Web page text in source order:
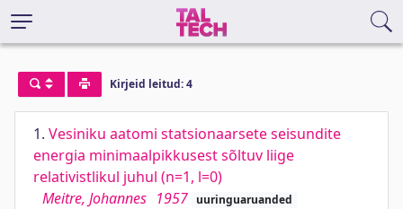
Kirjeid leitud: 4
1. Vesiniku aatomi statsionaarsete seisundite
energia minimaalpikkusest sõltuv liige
relativistlikul juhul (n=1, l=0)
Meitre, Johannes 1957 uuringuaruanded